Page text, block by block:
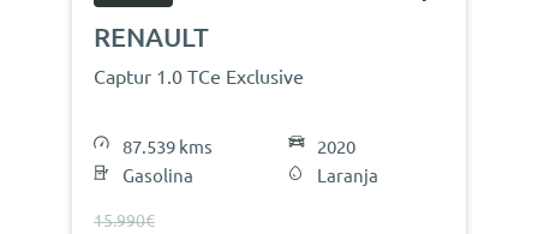
RENAULT
Captur 1.0 TCe Exclusive
87.539 kms
Gasolina
2020
Laranja
15.990€